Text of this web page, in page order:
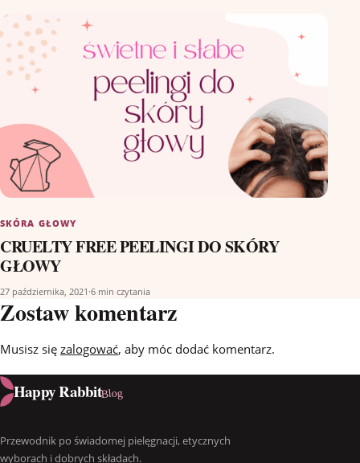
SKÓRA GŁOWY
CRUELTY FREE PEELINGI DO SKÓRY
GŁOWY
27 października, 2021 ·6 min czytania
Zostaw komentarz
Musisz się zalogować, aby móc dodać komentarz.
Happy RabbitBlog
Przewodnik po świadomej pielęgnacji, etycznych
wyborach i dobrych składach.